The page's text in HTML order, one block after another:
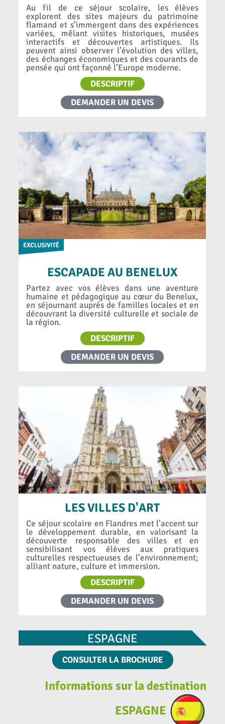
Au fil de ce séjour scolaire, les élèves
explorent des sites majeurs du patrimoine
flamand et s’immergent dans des expériences
variées, mêlant visites historiques, musées
interactifs et découvertes artistiques. Ils
peuvent ainsi observer l’évolution des villes,
des échanges économiques et des courants de
pensée qui ont façonné l’Europe moderne.
DESCRIPTIF
DEMANDER UN DEVIS
ESCAPADE AU BENELUX
Partez avec vos élèves dans une aventure
humaine et pédagogique au cœur du Benelux,
en séjournant auprès de familles locales et en
découvrant la diversité culturelle et sociale de
la région.
DESCRIPTIF
DEMANDER UN DEVIS
LES VILLES D'ART
Ce séjour scolaire en Flandres met l’accent sur
le développement durable, en valorisant la
découverte responsable des villes et en
sensibilisant vos élèves aux pratiques
culturelles respectueuses de l’environnement;
alliant nature, culture et immersion.
DESCRIPTIF
DEMANDER UN DEVIS
ESPAGNE
CONSULTER LA BROCHURE
Informations sur la destination
ESPAGNE